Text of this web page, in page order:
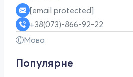
[email protected]
+38(073)-866-92-22
Мова
Популярне